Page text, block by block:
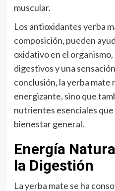
muscular.
Los antioxidantes yerba
composición, pueden
oxidativo en el
digestivos y una
conclusión, la yerba mate
energizante, sino que
nutrientes esenciales
bienestar general.
Energía
la Digestión
La yerba mate se ha